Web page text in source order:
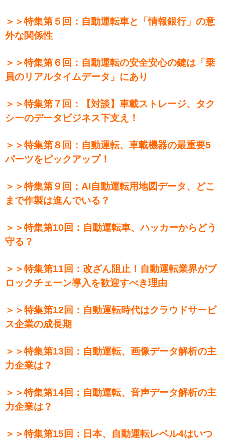
＞＞特集第５回：自動運転車と「情報銀行」の意
外な関係性
＞＞特集第６回：自動運転の安全安心の鍵は「乗
員のリアルタイムデータ」にあり
＞＞特集第７回：【対談】車載ストレージ、タク
シーのデータビジネス下支え！
＞＞特集第８回：自動運転、車載機器の最重要5
パーツをピックアップ！
＞＞特集第９回：AI自動運転用地図データ、どこ
まで作製は進んでいる？
＞＞特集第10回：自動運転車、ハッカーからどう
守る？
＞＞特集第11回：改ざん阻止！自動運転業界がブ
ロックチェーン導入を歓迎すべき理由
＞＞特集第12回：自動運転時代はクラウドサービ
ス企業の成長期
＞＞特集第13回：自動運転、画像データ解析の主
力企業は？
＞＞特集第14回：自動運転、音声データ解析の主
力企業は？
＞＞特集第15回：日本、自動運転レベル4はいつ